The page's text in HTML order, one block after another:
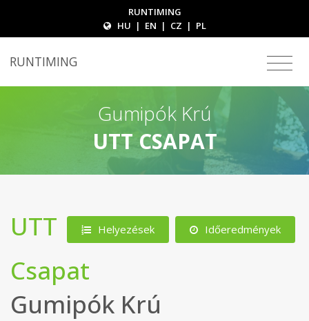
RUNTIMING
HU | EN | CZ | PL
RUNTIMING
Gumipók Krú
UTT CSAPAT
Helyezések Időeredmények
UTT
Csapat
Gumipók Krú